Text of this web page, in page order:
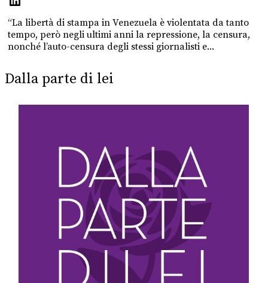
“La libertà di stampa in Venezuela è violentata da tanto
tempo, però negli ultimi anni la repressione, la censura,
nonché l’auto-censura degli stessi giornalisti e...
Dalla parte di lei